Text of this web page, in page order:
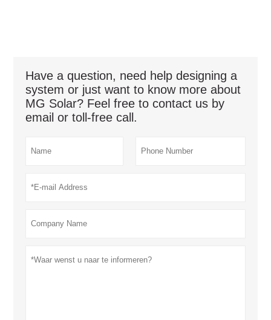
Have a question, need help designing a
system or just want to know more about
MG Solar? Feel free to contact us by
email or toll-free call.